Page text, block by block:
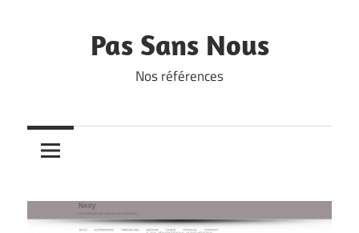
Pas Sans Nous
Nos références